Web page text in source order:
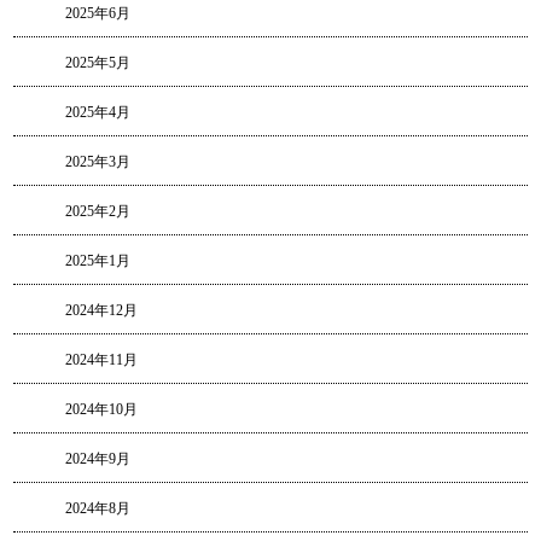
2025年6月
2025年5月
2025年4月
2025年3月
2025年2月
2025年1月
2024年12月
2024年11月
2024年10月
2024年9月
2024年8月